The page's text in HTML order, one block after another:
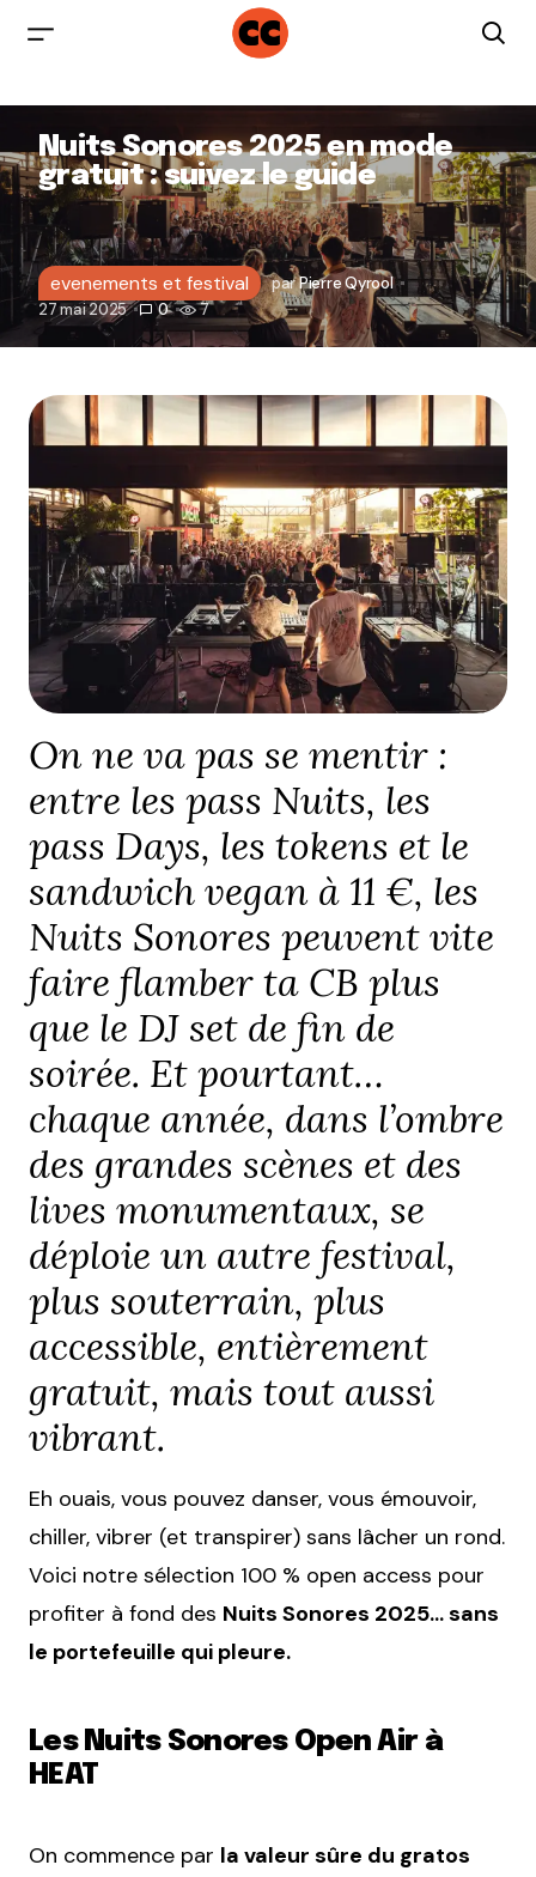
Nuits Sonores 2025 en mode
gratuit : suivez le guide
evenements et festival parPierre Qyrool
27 mai 2025
0 7
On ne va pas se mentir :
entre les pass Nuits, les
pass Days, les tokens et le
sandwich vegan à 11 €, les
Nuits Sonores peuvent vite
faire flamber ta CB plus
que le DJ set de fin de
soirée. Et pourtant…
chaque année, dans l’ombre
des grandes scènes et des
lives monumentaux, se
déploie un autre festival,
plus souterrain, plus
accessible, entièrement
gratuit, mais tout aussi
vibrant.
Eh ouais, vous pouvez danser, vous émouvoir,
chiller, vibrer (et transpirer) sans lâcher un rond.
Voici notre sélection 100 % open access pour
profiter à fond des Nuits Sonores 2025… sans
le portefeuille qui pleure.
Les Nuits Sonores Open Air à
HEAT
On commence par la valeur sûre du gratos